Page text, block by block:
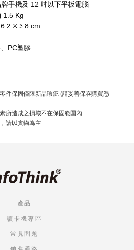
手機及 12 吋以下平板電腦
1.5 Kg
X 3.8 cm
PC塑膠
件保固僅限新品瑕疵 (請妥善保存購買憑
所造成之損壞不在保固範圍內
請以實物為主
產品
讀卡機專區
常見問題